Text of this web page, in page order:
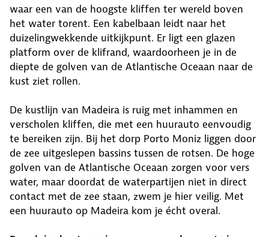
waar een van de hoogste kliffen ter wereld boven
het water torent. Een kabelbaan leidt naar het
duizelingwekkende uitkijkpunt. Er ligt een glazen
platform over de klifrand, waardoorheen je in de
diepte de golven van de Atlantische Oceaan naar de
kust ziet rollen.
De kustlijn van Madeira is ruig met inhammen en
verscholen kliffen, die met een huurauto eenvoudig
te bereiken zijn. Bij het dorp Porto Moniz liggen door
de zee uitgeslepen bassins tussen de rotsen. De hoge
golven van de Atlantische Oceaan zorgen voor vers
water, maar doordat de waterpartijen niet in direct
contact met de zee staan, zwem je hier veilig. Met
een huurauto op Madeira kom je écht overal.